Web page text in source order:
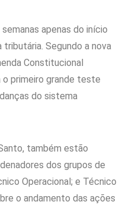
apenas do início
Segundo a nova
Constitucional
primeiro grande teste
do sistema
também estão
dos grupos de
Operacional; e Técnico
o andamento das ações